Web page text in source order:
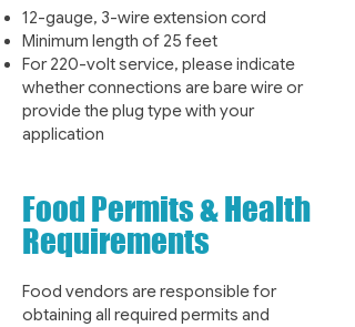
12-gauge, 3-wire extension cord
Minimum length of 25 feet
For 220-volt service, please indicate
whether connections are bare wire or
provide the plug type with your
application
Food Permits & Health
Requirements
Food vendors are responsible for
obtaining all required permits and